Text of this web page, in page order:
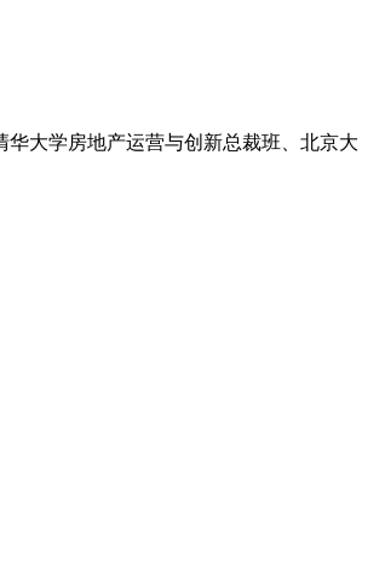
大学房地产运营与创新总裁班、北京大